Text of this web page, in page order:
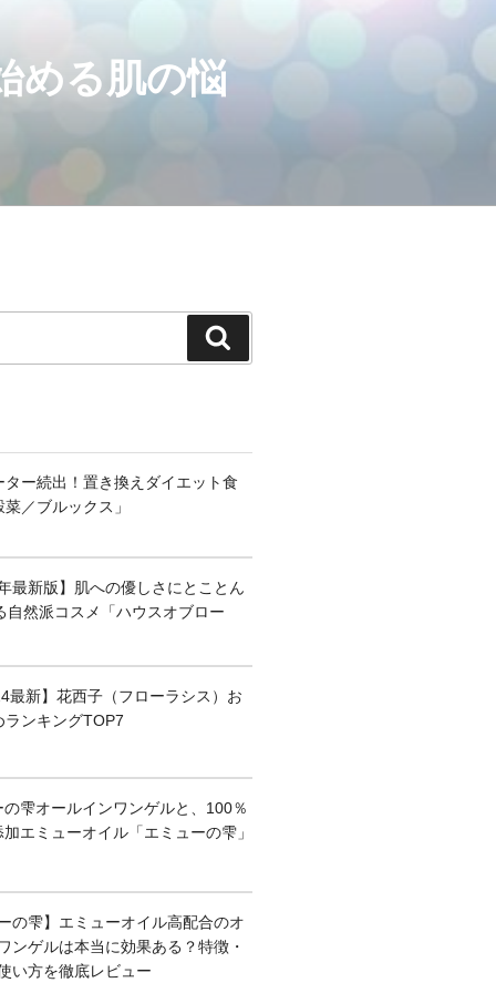
める肌の悩
索
ター続出！置き換えダイエット食
／ブルックス」
最新版】肌への優しさにとことん
自然派コスメ「ハウスオブロー
最新】花西子（フローラシス）お
ランキングTOP7
の雫オールインワンゲルと、100％
エミューオイル「エミューの雫」
の雫】エミューオイル高配合のオ
ンゲルは本当に効果ある？特徴・
い方を徹底レビュー